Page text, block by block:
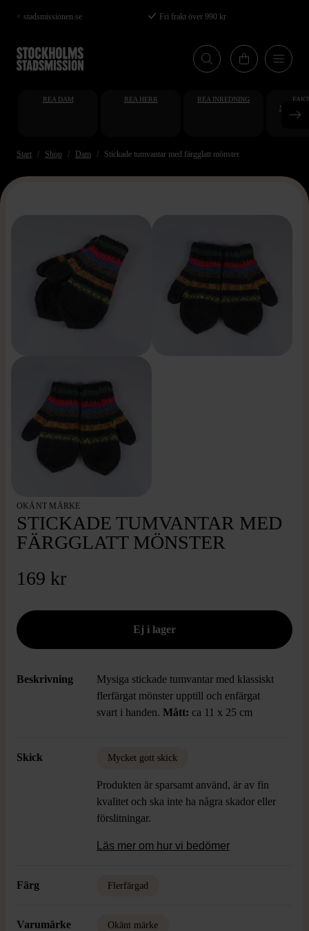
Hoppa
till
huvudinnehåll
< stadsmissionen.se Fri frakt över 990 kr
REA DAM REA HERR REA INREDNING
Start Shop Dam Stickade tumvantar med färgglatt mönster
OKÄNT MÄRKE
STICKADE TUMVANTAR MED
FÄRGGLATT MÖNSTER
169 kr
Beskrivning
Mysiga stickade tumvantar med klassiskt
flerfärgat mönster upptill och enfärgat
svart i handen. Mått: ca 11 x 25 cm
Skick Mycket gott skick
Produkten är sparsamt använd, är av fin
kvalitet och ska inte ha några skador eller
förslitningar.
Läs mer om hur vi bedömer
Färg Flerfärgad
Varumärke Okänt märke